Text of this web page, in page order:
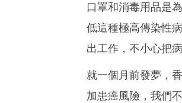
口罩和消毒用品是
低這種極高傳染性
出工作，不小心把
就一個月前發夢，
加患癌風險，我們